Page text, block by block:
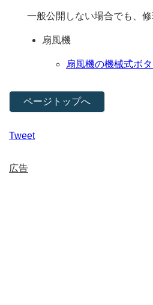
一般公開しない場合でも、
扇風機
扇風機の機械式ボ
ページトップへ
Tweet